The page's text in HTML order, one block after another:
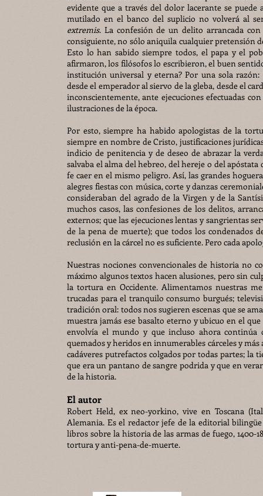
evidente que a través del dolor lacerante se
mutilado en el banco del suplicio no volverá al
extremis. La confesión de un delito arrancada
consiguiente, no sólo aniquila cualquier pretensión
Esto lo han sabido siempre todos, el papa y el
afirmaron, los filósofos lo escribieron, el buen
institución universal y eterna? Por una sola
desde el emperador al siervo de la gleba, desde el
inconscientemente, ante ejecuciones efectuadas
ilustraciones de la época.
Por esto, siempre ha habido apologistas de la
siempre en nombre de Cristo, justificaciones
indicio de penitencia y de deseo de abrazar la
salvaba el alma del hebreo, del hereje o del
fe caer en el mismo peligro. Así, las grandes
alegres fiestas con música, corte y danzas
consideraban del agrado de la Virgen y de la
muchos casos, las confesiones de los delitos,
externos; que las ejecuciones lentas y sangrientas
de la pena de muerte); que todos los condenados
reclusión en la cárcel no es suficiente. Pero cada
Nuestras nociones convencionales de historia no
máximo algunos textos hacen alusiones, pero sin
la tortura en Occidente. Alimentamos nuestras
trucadas para el tranquilo consumo burgués;
tradición oral: todos nos sugieren escenas que se
muestra jamás ese basalto eterno y ubicuo en el
envolvía el mundo y que incluso ahora continúa
quemados y heridos en innumerables cárceles y
cadáveres putrefactos colgados por todas partes; la
que era un pantano de sangre podrida y que en
de la historia.
El autor
Robert Held, ex neo-yorkino, vive en Toscana
Alemania. Es el redactor jefe de la editorial
libros sobre la historia de las armas de fuego, 1400-
tortura y anti-pena-de-muerte.